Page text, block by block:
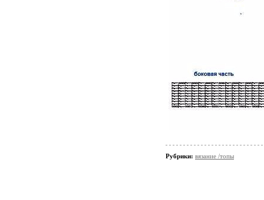
Рубрики: вязание /топы